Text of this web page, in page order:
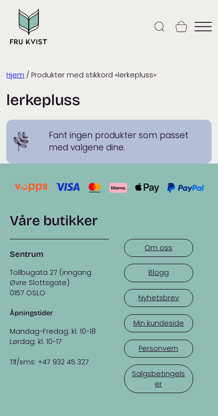
content
Hjem / Produkter med stikkord «lerkepluss»
lerkepluss
Fant ingen produkter som passet
med valgene dine.
Våre butikker
Sentrum
Tollbugata 27 (inngang
Øvre Slottsgate)
0157 OSLO
Åpningstider
Mandag-Fredag: kl. 10-18
Lørdag: kl. 10-17
Tlf/sms: +47 932 45 327
Om oss
Blogg
Nyhetsbrev
Min kundeside
Personvern
Salgsbetingels
er